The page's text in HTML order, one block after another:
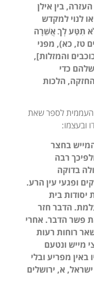
בין אילן
לנוי למקדש
לֹא תִטַּע לְךָ אֲשֵׁרָה
טז, כא), מפני
והמזלות],
כדי
הלכות
העממית לספר שאת
ובעצמו:
בחצר
רבה
בדוקה
ופגעי עין הרע.
בית
הדבר חזר
פשר הדבר. אחרי
רוחות רעות
מייש ונטעם
מפריע ובלי
ישראל, א, ירושלים